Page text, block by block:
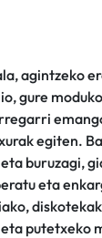
agintzeko
gure
egiten.
buruzagi,
eta
putetxeko